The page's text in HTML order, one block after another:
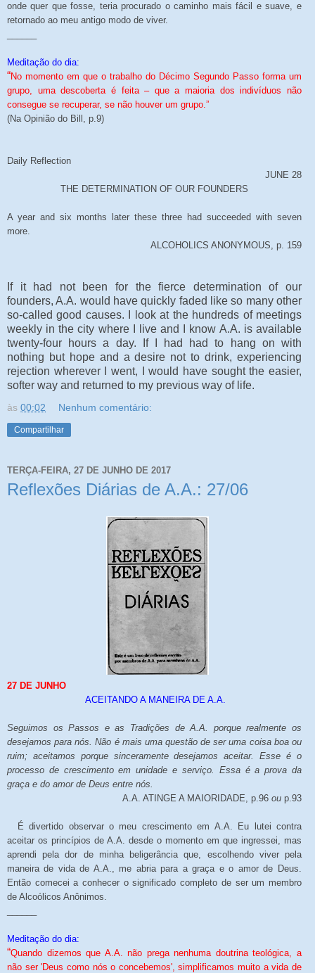
onde quer que fosse, teria procurado o caminho mais fácil e suave, e
retornado ao meu antigo modo de viver.
Meditação do dia:
“No momento em que o trabalho do Décimo Segundo Passo forma um
grupo, uma descoberta é feita – que a maioria dos indivíduos não
consegue se recuperar, se não houver um grupo.”
(Na Opinião do Bill, p.9)
Daily Reflection
JUNE 28
THE DETERMINATION OF OUR FOUNDERS
A year and six months later these three had succeeded with seven
more.
ALCOHOLICS ANONYMOUS, p. 159
If it had not been for the fierce determination of our
founders, A.A. would have quickly faded like so many other
so-called good causes. I look at the hundreds of meetings
weekly in the city where I live and I know A.A. is available
twenty-four hours a day. If I had had to hang on with
nothing but hope and a desire not to drink, experiencing
rejection wherever I went, I would have sought the easier,
softer way and returned to my previous way of life.
às 00:02 Nenhum comentário:
Compartilhar
TERÇA-FEIRA, 27 DE JUNHO DE 2017
Reflexões Diárias de A.A.: 27/06
27 DE JUNHO
ACEITANDO A MANEIRA DE A.A.
Seguimos os Passos e as Tradições de A.A. porque realmente os
desejamos para nós. Não é mais uma questão de ser uma coisa boa ou
ruim; aceitamos porque sinceramente desejamos aceitar. Esse é o
processo de crescimento em unidade e serviço. Essa é a prova da
graça e do amor de Deus entre nós.
A.A. ATINGE A MAIORIDADE, p.96 ou p.93
É divertido observar o meu crescimento em A.A. Eu lutei contra
aceitar os princípios de A.A. desde o momento em que ingressei, mas
aprendi pela dor de minha beligerância que, escolhendo viver pela
maneira de vida de A.A., me abria para a graça e o amor de Deus.
Então comecei a conhecer o significado completo de ser um membro
de Alcoólicos Anônimos.
Meditação do dia:
“Quando dizemos que A.A. não prega nenhuma doutrina teológica, a
não ser 'Deus como nós o concebemos', simplificamos muito a vida de